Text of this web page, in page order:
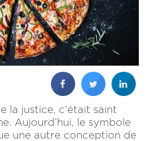
la justice, c’était saint
Aujourd’hui, le symbole
une autre conception de